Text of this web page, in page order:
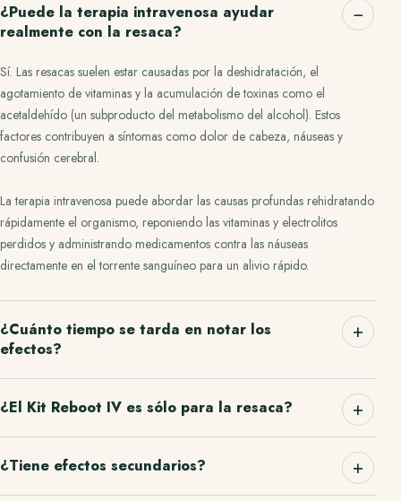
¿Puede la terapia intravenosa ayudar
realmente con la resaca?
Sí. Las resacas suelen estar causadas por la deshidratación, el
agotamiento de vitaminas y la acumulación de toxinas como el
acetaldehído (un subproducto del metabolismo del alcohol). Estos
factores contribuyen a síntomas como dolor de cabeza, náuseas y
confusión cerebral.
La terapia intravenosa puede abordar las causas profundas rehidratando
rápidamente el organismo, reponiendo las vitaminas y electrolitos
perdidos y administrando medicamentos contra las náuseas
directamente en el torrente sanguíneo para un alivio rápido.
¿Cuánto tiempo se tarda en notar los
efectos?
¿El Kit Reboot IV es sólo para la resaca?
¿Tiene efectos secundarios?